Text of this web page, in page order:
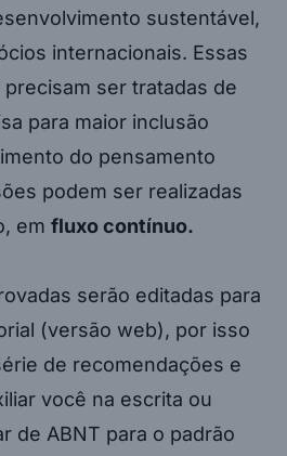
sustentável,
internacionais. Essas
ser tratadas de
para maior inclusão
do pensamento
podem ser realizadas
em fluxo contínuo.
serão editadas para
(versão web), por isso
de recomendações e
você na escrita ou
de ABNT para o padrão